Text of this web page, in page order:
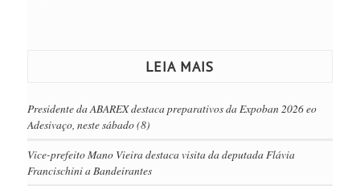
LEIA MAIS
Presidente da ABAREX destaca preparativos da Expoban 2026 eo
Adesivaço, neste sábado (8)
Vice-prefeito Mano Vieira destaca visita da deputada Flávia
Francischini a Bandeirantes